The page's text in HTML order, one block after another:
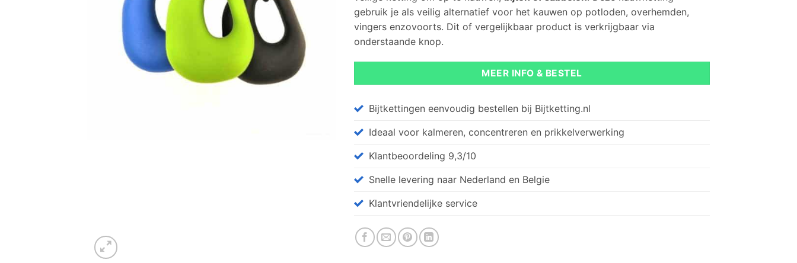
gebruik je als veilig alternatief voor het kauwen op potloden, overhemden,
vingers enzovoorts. Dit of vergelijkbaar product is verkrijgbaar via
onderstaande knop.
MEER INFO & BESTEL
Bijtkettingen eenvoudig bestellen bij Bijtketting.nl
Ideaal voor kalmeren, concentreren en prikkelverwerking
Klantbeoordeling 9,3/10
Snelle levering naar Nederland en Belgie
Klantvriendelijke service